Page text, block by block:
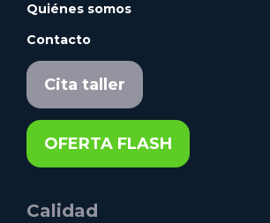
Quiénes somos
Contacto
Cita taller
OFERTA FLASH
Calidad